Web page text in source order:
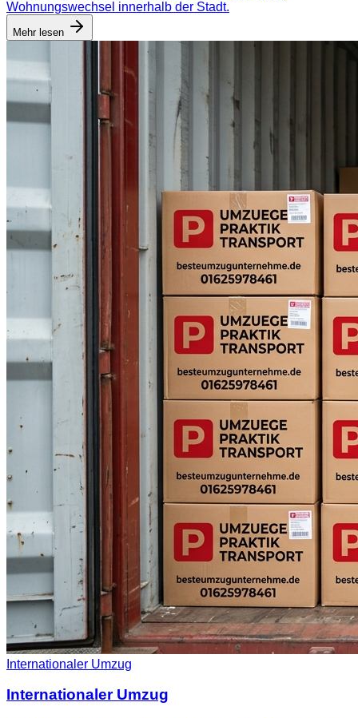
Wohnungswechsel innerhalb der Stadt.
Mehr lesen
Internationaler Umzug
Internationaler Umzug